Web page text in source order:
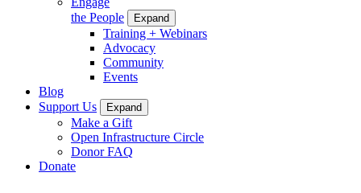
the People
Expand
Training + Webinars
Advocacy
Community
Events
Blog
Support Us
Expand
Make a Gift
Open Infrastructure Circle
Donor FAQ
Donate